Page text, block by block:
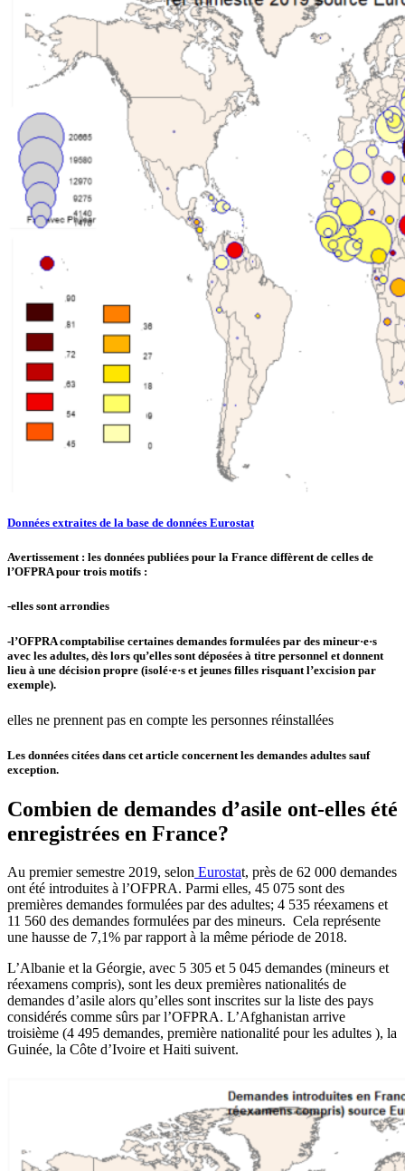
Données extraites de la base de données Eurostat
Avertissement : les données publiées pour la France diffèrent de celles de
l’OFPRA pour trois motifs :
-elles sont arrondies
-l’OFPRA comptabilise certaines demandes formulées par des mineur·e·s
avec les adultes, dès lors qu’elles sont déposées à titre personnel et donnent
lieu à une décision propre (isolé·e·s et jeunes filles risquant l’excision par
exemple).
elles ne prennent pas en compte les personnes réinstallées
Les données citées dans cet article concernent les demandes adultes sauf
exception.
Combien de demandes d’asile ont-elles été
enregistrées en France?
Au premier semestre 2019, selon Eurostat, près de 62 000 demandes
ont été introduites à l’OFPRA. Parmi elles, 45 075 sont des
premières demandes formulées par des adultes; 4 535 réexamens et
11 560 des demandes formulées par des mineurs. Cela représente
une hausse de 7,1% par rapport à la même période de 2018.
L’Albanie et la Géorgie, avec 5 305 et 5 045 demandes (mineurs et
réexamens compris), sont les deux premières nationalités de
demandes d’asile alors qu’elles sont inscrites sur la liste des pays
considérés comme sûrs par l’OFPRA. L’Afghanistan arrive
troisième (4 495 demandes, première nationalité pour les adultes ), la
Guinée, la Côte d’Ivoire et Haiti suivent.